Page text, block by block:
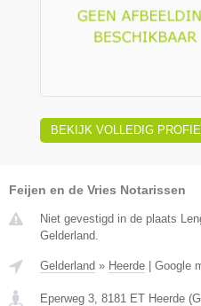
BEKIJK VOLLEDIG PROFIEL
Feijen en de Vries Notarissen
Niet gevestigd in de plaats
Gelderland.
Gelderland » Heerde Google
Eperweg 3 8181 ET Heerde (